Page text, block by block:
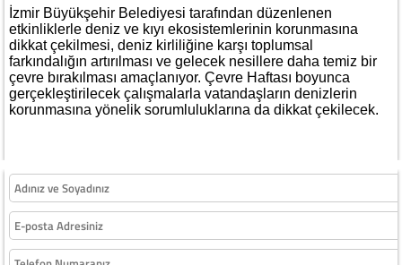
İzmir Büyükşehir Belediyesi tarafından düzenlenen
etkinliklerle deniz ve kıyı ekosistemlerinin korunmasına
dikkat çekilmesi, deniz kirliliğine karşı toplumsal
farkındalığın artırılması ve gelecek nesillere daha temiz bir
çevre bırakılması amaçlanıyor. Çevre Haftası boyunca
gerçekleştirilecek çalışmalarla vatandaşların denizlerin
korunmasına yönelik sorumluluklarına da dikkat çekilecek.